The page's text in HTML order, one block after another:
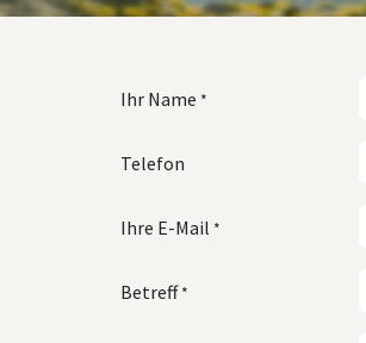
Ihr Name *
Telefon
Ihre E-Mail *
Betreff*